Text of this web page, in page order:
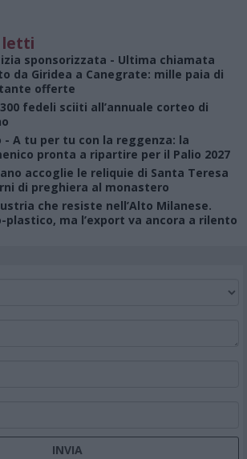
letti
sponsorizzata - Ultima chiamata
da Giridea a Canegrate: mille paia di
offerte
fedeli sciiti all’annuale corteo di
- A tu per tu con la reggenza: la
pronta a ripartire per il Palio 2027
accoglie le reliquie di Santa Teresa
di preghiera al monastero
che resiste nell’Alto Milanese.
plastico, ma l’export va ancora a rilento